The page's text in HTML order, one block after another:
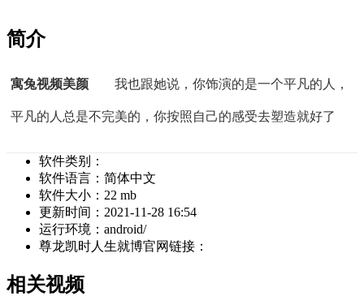
简介
寓兔视频美颜 我也跟她说，你饰演的是一个平凡的人，
平凡的人总是不完美的，你按照自己的感受去塑造就好了
软件类别：
软件语言： 简体中文
软件大小： 22 mb
更新时间： 2021-11-28 16:54
运行环境： android/
尊龙凯时人生就博官网链接：
相关视频